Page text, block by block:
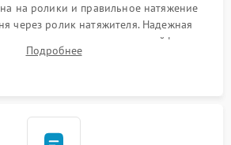
на ролики и правильное натяжение
через ролик натяжителя. Надежная
подключение клемм и шлейфов к
Монтаж корпусных панелей, люка и
Подробнее